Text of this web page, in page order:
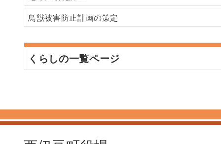
鳥獣被害防止計画の策定
くらしの一覧ページ